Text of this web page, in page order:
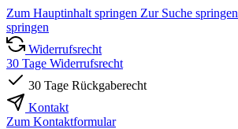
Zum Hauptinhalt springen Zur Suche springen
springen
Widerrufsrecht
30 Tage Widerrufsrecht
30 Tage Rückgaberecht
Kontakt
Zum Kontaktformular